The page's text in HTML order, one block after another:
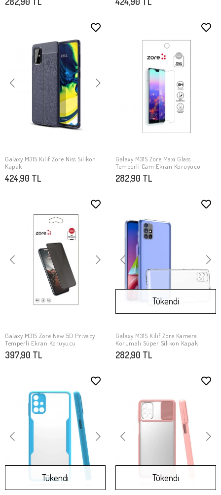
SEPETE EKLE
Galaxy M31S Kılıf Zore Niss Silikon
Kapak
424,90 TL
SEPETE EKLE
Galaxy M31S Zore Maxi Glass
Temperli Cam Ekran Koruyucu
282,90 TL
SEPETE EKLE
Galaxy M31S Zore New 5D Privacy
Temperli Ekran Koruyucu
397,90 TL
Stokta Yok
Tükendi
Galaxy M31S Kılıf Zore Kamera
Korumalı Süper Silikon Kapak
282,90 TL
Tükendi Tükendi